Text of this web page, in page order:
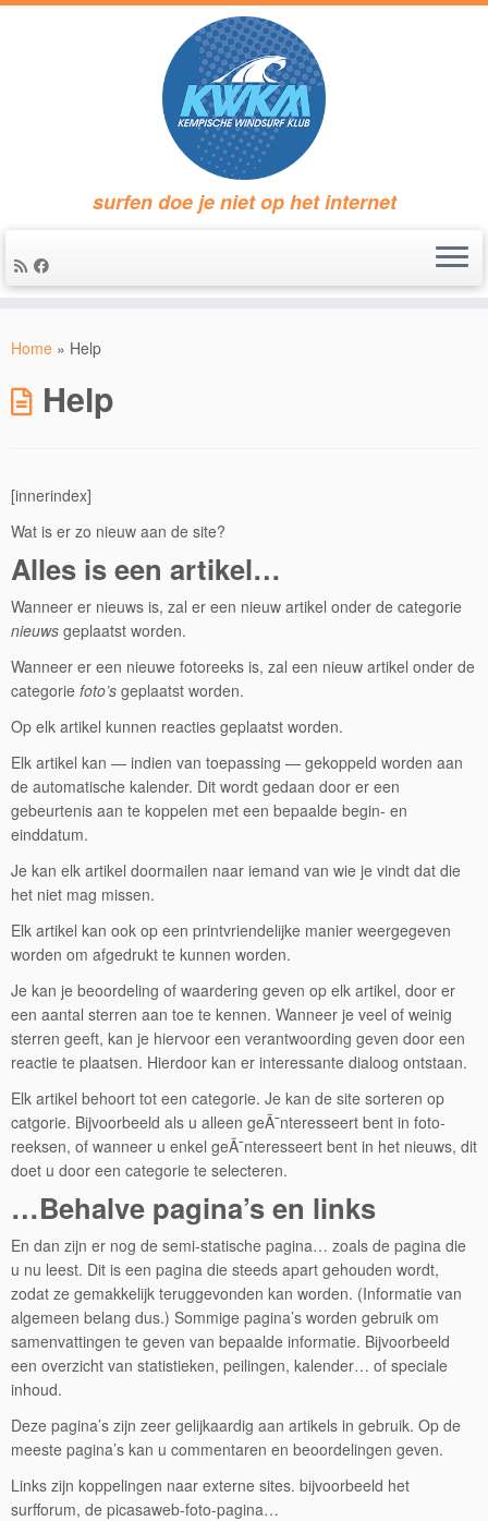
naar
surfen doe je niet op het internet
Home » Help
Help
[innerindex]
Wat is er zo nieuw aan de site?
Alles is een artikel…
Wanneer er nieuws is, zal er een nieuw artikel onder de categorie
nieuws geplaatst worden.
Wanneer er een nieuwe fotoreeks is, zal een nieuw artikel onder de
categorie foto’s geplaatst worden.
Op elk artikel kunnen reacties geplaatst worden.
Elk artikel kan — indien van toepassing — gekoppeld worden aan
de automatische kalender. Dit wordt gedaan door er een
gebeurtenis aan te koppelen met een bepaalde begin- en
einddatum.
Je kan elk artikel doormailen naar iemand van wie je vindt dat die
het niet mag missen.
Elk artikel kan ook op een printvriendelijke manier weergegeven
worden om afgedrukt te kunnen worden.
Je kan je beoordeling of waardering geven op elk artikel, door er
een aantal sterren aan toe te kennen. Wanneer je veel of weinig
sterren geeft, kan je hiervoor een verantwoording geven door een
reactie te plaatsen. Hierdoor kan er interessante dialoog ontstaan.
Elk artikel behoort tot een categorie. Je kan de site sorteren op
catgorie. Bijvoorbeeld als u alleen geÃ¯nteresseert bent in foto-
reeksen, of wanneer u enkel geÃ¯nteresseert bent in het nieuws, dit
doet u door een categorie te selecteren.
…Behalve pagina’s en links
En dan zijn er nog de semi-statische pagina… zoals de pagina die
u nu leest. Dit is een pagina die steeds apart gehouden wordt,
zodat ze gemakkelijk teruggevonden kan worden. (Informatie van
algemeen belang dus.) Sommige pagina’s worden gebruik om
samenvattingen te geven van bepaalde informatie. Bijvoorbeeld
een overzicht van statistieken, peilingen, kalender… of speciale
inhoud.
Deze pagina’s zijn zeer gelijkaardig aan artikels in gebruik. Op de
meeste pagina’s kan u commentaren en beoordelingen geven.
Links zijn koppelingen naar externe sites. bijvoorbeeld het
surfforum, de picasaweb-foto-pagina…